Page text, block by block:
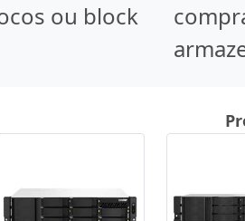
ou block